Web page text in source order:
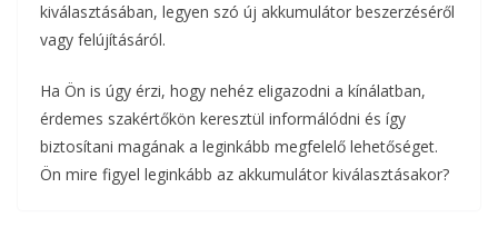
kiválasztásában, legyen szó új akkumulátor beszerzéséről
vagy felújításáról.
Ha Ön is úgy érzi, hogy nehéz eligazodni a kínálatban,
érdemes szakértőkön keresztül informálódni és így
biztosítani magának a leginkább megfelelő lehetőséget.
Ön mire figyel leginkább az akkumulátor kiválasztásakor?